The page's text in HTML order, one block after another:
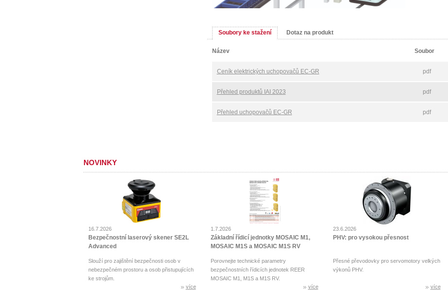
Soubory ke stažení Dotaz na produkt
Název Soubor
Ceník elektrických uchopovačů EC-GR pdf
Přehled produktů IAI 2023 pdf
Přehled uchopovačů EC-GR pdf
NOVINKY
16.7.2026
Bezpečnostní laserový skener SE2L
Advanced
Slouží pro zajištění bezpečnosti osob v
nebezpečném prostoru a osob přistupujících
ke strojům.
více
1.7.2026
Základní řídicí jednotky MOSAIC M1,
MOSAIC M1S a MOSAIC M1S RV
Porovnejte technické parametry
bezpečnostních řídicích jednotek REER
MOSAIC M1, M1S a M1S RV.
více
23.6.2026
PHV: pro vysokou přesnost
Přesné převodovky pro servomotory velkých
výkonů PHV.
více